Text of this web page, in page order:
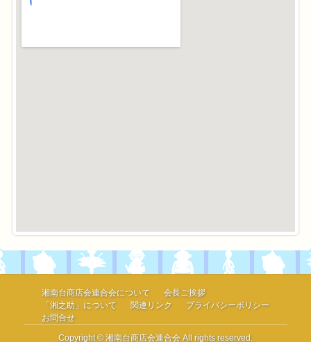
湘南台商店会連合会について
会長ご挨拶
「湘之助」について
関連リンク
プライバシーポリシー
お問合せ
Copyright © 湘南台商店会連合会 All rights reserved.